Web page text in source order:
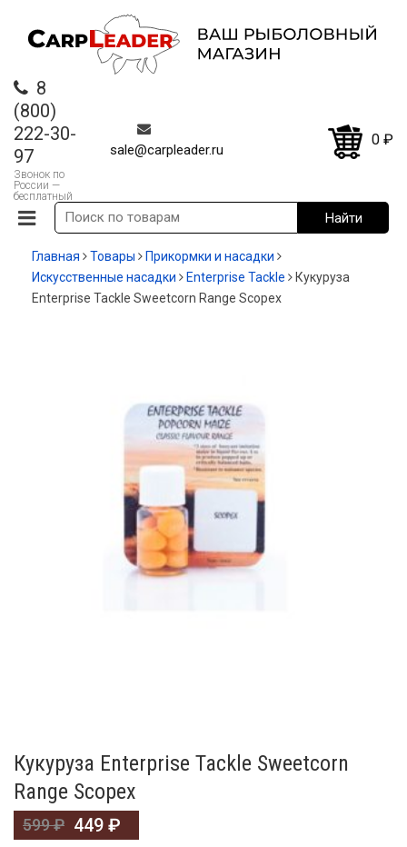
8
(800)
222-30-
97
Звонок по
России —
бесплатный
sale@carpleader.ru
0 ₽
Главная Товары
Прикормки и насадки
Искусственные насадки
Enterprise Tackle
Кукуруза
Enterprise Tackle Sweetcorn Range Scopex
Кукуруза Enterprise Tackle Sweetcorn
Range Scopex
599₽ 449 ₽